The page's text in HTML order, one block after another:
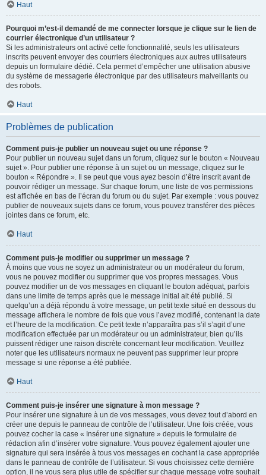
Haut
Pourquoi m’est-il demandé de me connecter lorsque je clique sur le lien de
courrier électronique d’un utilisateur ?
Si les administrateurs ont activé cette fonctionnalité, seuls les utilisateurs
inscrits peuvent envoyer des courriers électroniques aux autres utilisateurs
depuis un formulaire dédié. Cela permet d’empêcher une utilisation abusive
du système de messagerie électronique par des utilisateurs malveillants ou
des robots.
Haut
Problèmes de publication
Comment puis-je publier un nouveau sujet ou une réponse ?
Pour publier un nouveau sujet dans un forum, cliquez sur le bouton « Nouveau
sujet ». Pour publier une réponse à un sujet ou un message, cliquez sur le
bouton « Répondre ». Il se peut que vous ayez besoin d’être inscrit avant de
pouvoir rédiger un message. Sur chaque forum, une liste de vos permissions
est affichée en bas de l’écran du forum ou du sujet. Par exemple : vous pouvez
publier de nouveaux sujets dans ce forum, vous pouvez transférer des pièces
jointes dans ce forum, etc.
Haut
Comment puis-je modifier ou supprimer un message ?
À moins que vous ne soyez un administrateur ou un modérateur du forum,
vous ne pouvez modifier ou supprimer que vos propres messages. Vous
pouvez modifier un de vos messages en cliquant le bouton adéquat, parfois
dans une limite de temps après que le message initial ait été publié. Si
quelqu’un a déjà répondu à votre message, un petit texte situé en dessous du
message affichera le nombre de fois que vous l’avez modifié, contenant la date
et l’heure de la modification. Ce petit texte n’apparaîtra pas s’il s’agit d’une
modification effectuée par un modérateur ou un administrateur, bien qu’ils
puissent rédiger une raison discrète concernant leur modification. Veuillez
noter que les utilisateurs normaux ne peuvent pas supprimer leur propre
message si une réponse a été publiée.
Haut
Comment puis-je insérer une signature à mon message ?
Pour insérer une signature à un de vos messages, vous devez tout d’abord en
créer une depuis le panneau de contrôle de l’utilisateur. Une fois créée, vous
pouvez cocher la case « Insérer une signature » depuis le formulaire de
rédaction afin d’insérer votre signature. Vous pouvez également ajouter une
signature qui sera insérée à tous vos messages en cochant la case appropriée
dans le panneau de contrôle de l’utilisateur. Si vous choisissez cette dernière
option, il ne vous sera plus utile de spécifier sur chaque message votre souhait